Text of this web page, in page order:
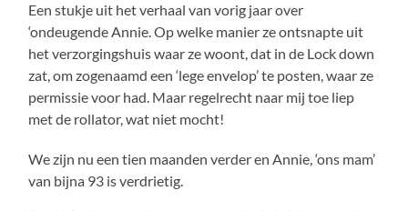
Een stukje uit het verhaal van vorig jaar over
‘ondeugende Annie. Op welke manier ze ontsnapte uit
het verzorgingshuis waar ze woont, dat in de Lock down
zat, om zogenaamd een ‘lege envelop’ te posten, waar ze
permissie voor had. Maar regelrecht naar mij toe liep
met de rollator, wat niet mocht!
We zijn nu een tien maanden verder en Annie, ‘ons mam’
van bijna 93 is verdrietig.